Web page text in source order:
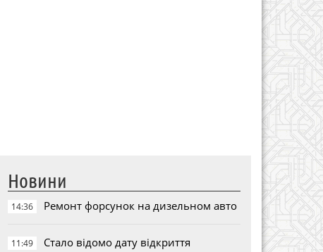
Новини
14:36 Ремонт форсунок на дизельном авто
11:49
Стало відомо дату відкриття